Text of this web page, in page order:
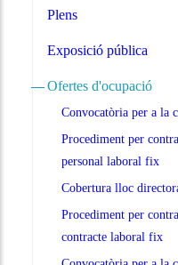
Plens
Exposició pública
Ofertes d'ocupació
Convocatòria per a la
Procediment per
personal laboral fix
Cobertura lloc
Procediment per
contracte laboral fix